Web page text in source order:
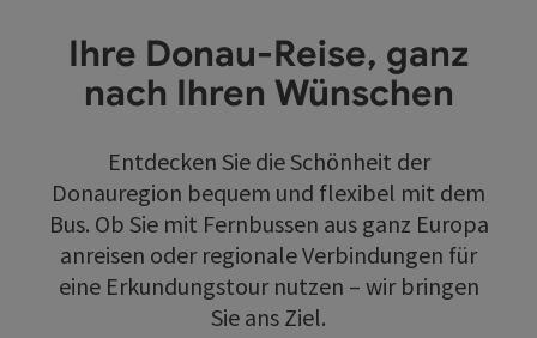
Ihre Donau-Reise, ganz
nach Ihren Wünschen
Entdecken Sie die Schönheit der
Donauregion bequem und flexibel mit dem
Bus. Ob Sie mit Fernbussen aus ganz Europa
anreisen oder regionale Verbindungen für
eine Erkundungstour nutzen – wir bringen
Sie ans Ziel.